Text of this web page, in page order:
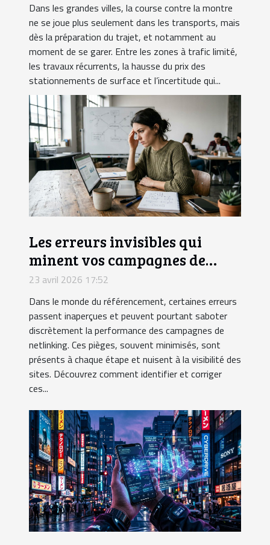
Dans les grandes villes, la course contre la montre
ne se joue plus seulement dans les transports, mais
dès la préparation du trajet, et notamment au
moment de se garer. Entre les zones à trafic limité,
les travaux récurrents, la hausse du prix des
stationnements de surface et l’incertitude qui...
Les erreurs invisibles qui
minent vos campagnes de
netlinking
23 avril 2026 17:52
Dans le monde du référencement, certaines erreurs
passent inaperçues et peuvent pourtant saboter
discrètement la performance des campagnes de
netlinking. Ces pièges, souvent minimisés, sont
présents à chaque étape et nuisent à la visibilité des
sites. Découvrez comment identifier et corriger
ces...